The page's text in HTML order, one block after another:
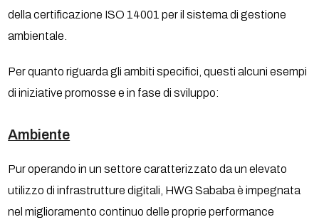
della certificazione ISO 14001 per il sistema di gestione
ambientale.
Per quanto riguarda gli ambiti specifici, questi alcuni esempi
di iniziative promosse e in fase di sviluppo:
Ambiente
Pur operando in un settore caratterizzato da un elevato
utilizzo di infrastrutture digitali, HWG Sababa è impegnata
nel miglioramento continuo delle proprie performance